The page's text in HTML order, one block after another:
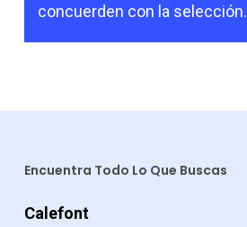
concuerden con la selección.
Encuentra Todo Lo Que Buscas
Calefont